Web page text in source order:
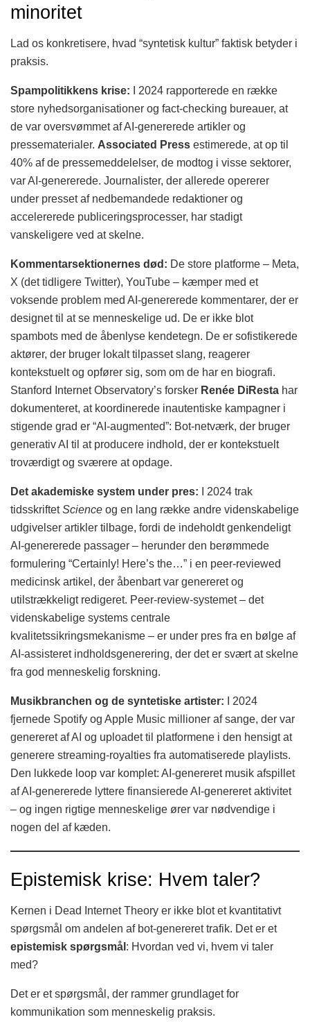
minoritet
Lad os konkretisere, hvad “syntetisk kultur” faktisk betyder i
praksis.
Spampolitikkens krise: I 2024 rapporterede en række
store nyhedsorganisationer og fact-checking bureauer, at
de var oversvømmet af AI-genererede artikler og
pressematerialer. Associated Press estimerede, at op til
40% af de pressemeddelelser, de modtog i visse sektorer,
var AI-genererede. Journalister, der allerede opererer
under presset af nedbemandede redaktioner og
accelererede publiceringsprocesser, har stadigt
vanskeligere ved at skelne.
Kommentarsektionernes død: De store platforme – Meta,
X (det tidligere Twitter), YouTube – kæmper med et
voksende problem med AI-genererede kommentarer, der er
designet til at se menneskelige ud. De er ikke blot
spambots med de åbenlyse kendetegn. De er sofistikerede
aktører, der bruger lokalt tilpasset slang, reagerer
kontekstuelt og opfører sig, som om de har en biografi.
Stanford Internet Observatory’s forsker Renée DiResta har
dokumenteret, at koordinerede inautentiske kampagner i
stigende grad er “AI-augmented”: Bot-netværk, der bruger
generativ AI til at producere indhold, der er kontekstuelt
troværdigt og sværere at opdage.
Det akademiske system under pres: I 2024 trak
tidsskriftetScience og en lang række andre videnskabelige
udgivelser artikler tilbage, fordi de indeholdt genkendeligt
AI-genererede passager – herunder den berømmede
formulering “Certainly! Here’s the…” i en peer-reviewed
medicinsk artikel, der åbenbart var genereret og
utilstrækkeligt redigeret. Peer-review-systemet – det
videnskabelige systems centrale
kvalitetssikringsmekanisme – er under pres fra en bølge af
AI-assisteret indholdsgenerering, der det er svært at skelne
fra god menneskelig forskning.
Musikbranchen og de syntetiske artister: I 2024
fjernede Spotify og Apple Music millioner af sange, der var
genereret af AI og uploadet til platformene i den hensigt at
generere streaming-royalties fra automatiserede playlists.
Den lukkede loop var komplet: AI-genereret musik afspillet
af AI-genererede lyttere finansierede AI-genereret aktivitet
– og ingen rigtige menneskelige ører var nødvendige i
nogen del af kæden.
Epistemisk krise: Hvem taler?
Kernen i Dead Internet Theory er ikke blot et kvantitativt
spørgsmål om andelen af bot-genereret trafik. Det er et
epistemisk spørgsmål : Hvordan ved vi, hvem vi taler
med?
Det er et spørgsmål, der rammer grundlaget for
kommunikation som menneskelig praksis.